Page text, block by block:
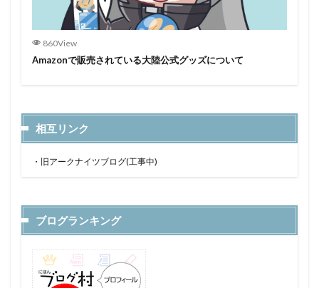
860View
Amazonで販売されている大陸公式グッズについて
相互リンク
・ 旧アークナイツブログ(工事中)
ブログランキング